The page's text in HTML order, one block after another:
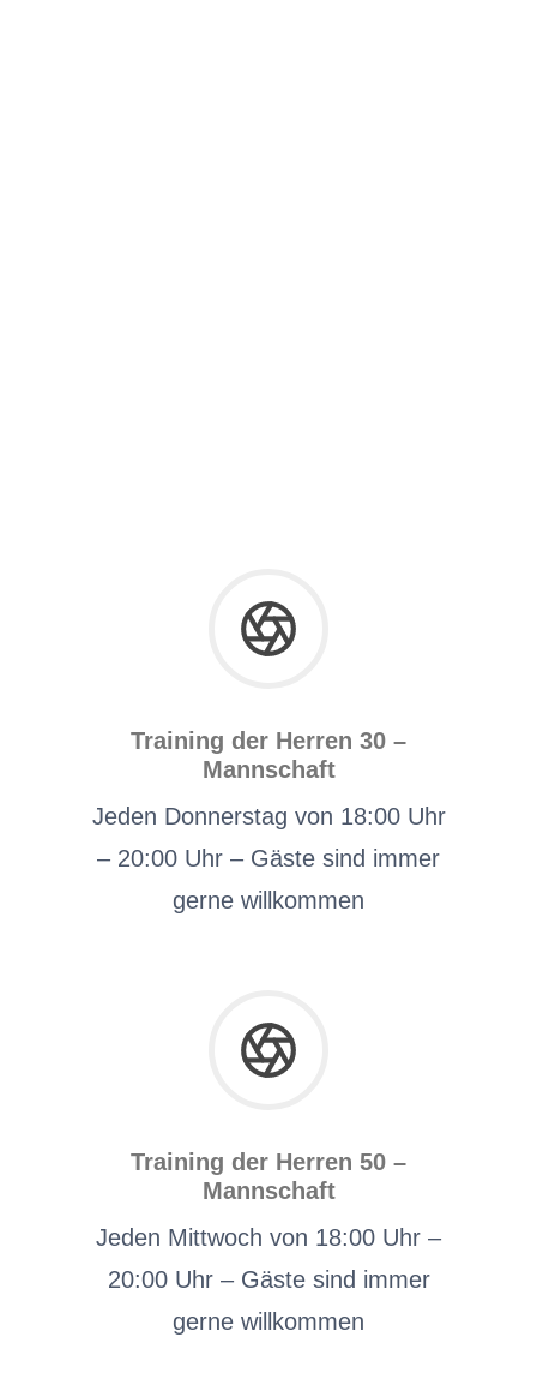
Training der Herren 30 –
Mannschaft
Jeden Donnerstag von 18:00 Uhr
– 20:00 Uhr – Gäste sind immer
gerne willkommen
Training der Herren 50 –
Mannschaft
Jeden Mittwoch von 18:00 Uhr –
20:00 Uhr – Gäste sind immer
gerne willkommen